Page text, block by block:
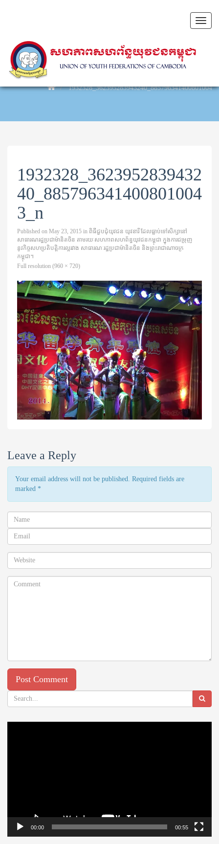
Toggle
1932328_3623952839432
40_885796341400801004
3_n
Published on May 23, 2015 in ពិធីជួបជុំយុវជន យុវនារី ដែលធ្លាប់ទៅសិក្សានៅ
សាធារណរដ្ឋប្រជាម៉ានិតចិន តាមរយៈសហភាពសហព័ន្ធយុវជនកម្ពុជា ក្នុងការជម្រុញ
នូវកិច្ចសហប្រតិបតិ្តការល្អរវាង សាធារណៈរដ្ឋប្រជាម៉ានិតចិន និងព្រះរាជាណាចក្រ
កម្ពុជា។
Full resolution (960 × 720)
Leave a Reply
Your email address will not be published. Required fields are
marked *
00:00 00:55